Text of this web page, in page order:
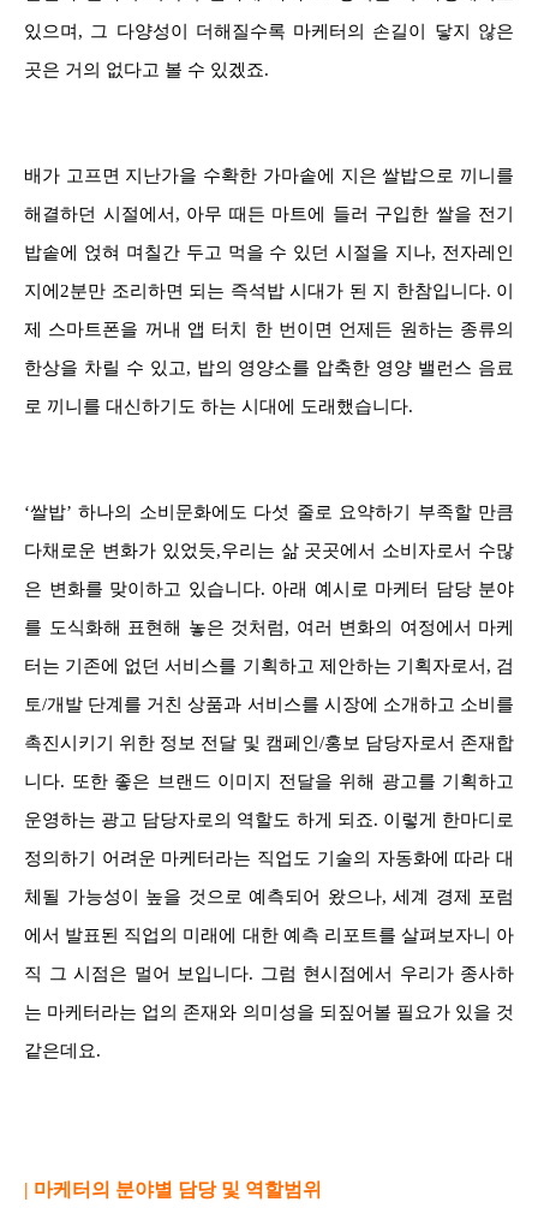
있으며, 그 다양성이 더해질수록 마케터의 손길이 닿지 않은
곳은 거의 없다고 볼 수 있겠죠.
배가 고프면 지난가을 수확한 가마솥에 지은 쌀밥으로 끼니를
해결하던 시절에서, 아무 때든 마트에 들러 구입한 쌀을 전기
밥솥에 얹혀 며칠간 두고 먹을 수 있던 시절을 지나, 전자레인
지에2분만 조리하면 되는 즉석밥 시대가 된 지 한참입니다. 이
제 스마트폰을 꺼내 앱 터치 한 번이면 언제든 원하는 종류의
한상을 차릴 수 있고, 밥의 영양소를 압축한 영양 밸런스 음료
로 끼니를 대신하기도 하는 시대에 도래했습니다.
‘쌀밥’ 하나의 소비문화에도 다섯 줄로 요약하기 부족할 만큼
다채로운 변화가 있었듯,우리는 삶 곳곳에서 소비자로서 수많
은 변화를 맞이하고 있습니다. 아래 예시로 마케터 담당 분야
를 도식화해 표현해 놓은 것처럼, 여러 변화의 여정에서 마케
터는 기존에 없던 서비스를 기획하고 제안하는 기획자로서, 검
토/개발 단계를 거친 상품과 서비스를 시장에 소개하고 소비를
촉진시키기 위한 정보 전달 및 캠페인/홍보 담당자로서 존재합
니다. 또한 좋은 브랜드 이미지 전달을 위해 광고를 기획하고
운영하는 광고 담당자로의 역할도 하게 되죠. 이렇게 한마디로
정의하기 어려운 마케터라는 직업도 기술의 자동화에 따라 대
체될 가능성이 높을 것으로 예측되어 왔으나, 세계 경제 포럼
에서 발표된 직업의 미래에 대한 예측 리포트를 살펴보자니 아
직 그 시점은 멀어 보입니다. 그럼 현시점에서 우리가 종사하
는 마케터라는 업의 존재와 의미성을 되짚어볼 필요가 있을 것
같은데요.
| 마케터의 분야별 담당 및 역할범위